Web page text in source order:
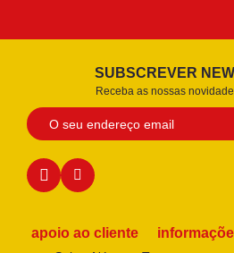
SUBSCREVER
Receba as nossas
apoio ao cliente